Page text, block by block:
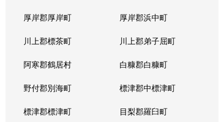
厚岸郡厚岸町 厚岸郡浜中町
川上郡標茶町 川上郡弟子屈町
阿寒郡鶴居村 白糠郡白糠町
野付郡別海町 標津郡中標津町
標津郡標津町 目梨郡羅臼町